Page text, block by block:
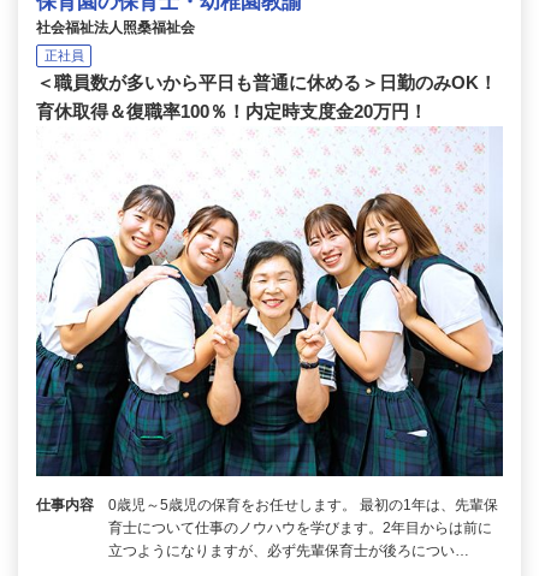
社会福祉法人照桑福祉会
正社員
＜職員数が多いから平日も普通に休める＞日勤のみOK！
育休取得＆復職率100％！内定時支度金20万円！
仕事内容
0歳児～5歳児の保育をお任せします。 最初の1年は、先輩保
育士について仕事のノウハウを学びます。2年目からは前に
立つようになりますが、必ず先輩保育士が後ろについ…